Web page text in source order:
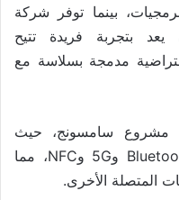
بينما توفر شركة
يعد بتجربة فريدة تتيح
مدمجة بسلاسة مع
مشروع سامسونج، حيث
ستدعم الأجهزة تقنيات Wi-Fi وBluetooth و5G وNFC، مما
المتصلة الأخرى.